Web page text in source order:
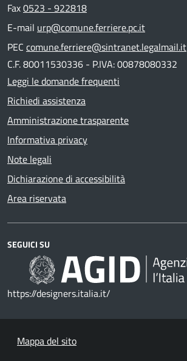
Fax0523 - 922818
E-mail urp@comune.ferriere.pc.it
PEC comune.ferriere@sintranet.legalmail.it
C.F. 80011530336 - P.IVA: 00878080332
Leggi le domande frequenti
Richiedi assistenza
Amministrazione trasparente
Informativa privacy
Note legali
Dichiarazione di accessibilità
Area riservata
SEGUICI SU
https://designers.italia.it/
Mappa del sito